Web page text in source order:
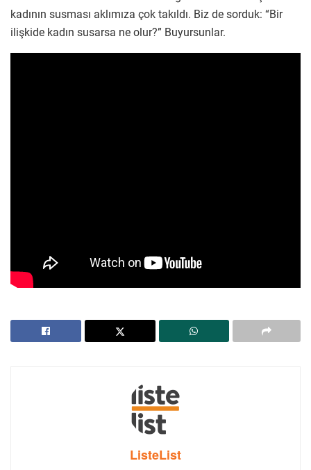
kadının susması aklımıza çok takıldı. Biz de sorduk: “Bir
ilişkide kadın susarsa ne olur?” Buyursunlar.
ListeList